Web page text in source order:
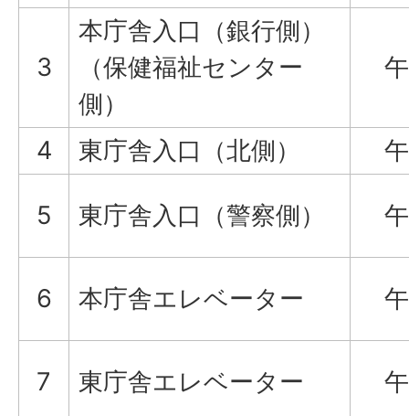
3
本庁舎入口（銀行側）
（保健福祉センター
側）
4 東庁舎入口（北側）
5 東庁舎入口（警察側）
6 本庁舎エレベーター
7 東庁舎エレベーター